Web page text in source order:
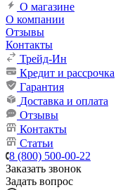
О магазине
О компании
Отзывы
Контакты
Трейд-Ин
Кредит и рассрочка
Гарантия
Доставка и оплата
Отзывы
Контакты
Статьи
8 (800) 500-00-22
Заказать звонок
Задать вопрос